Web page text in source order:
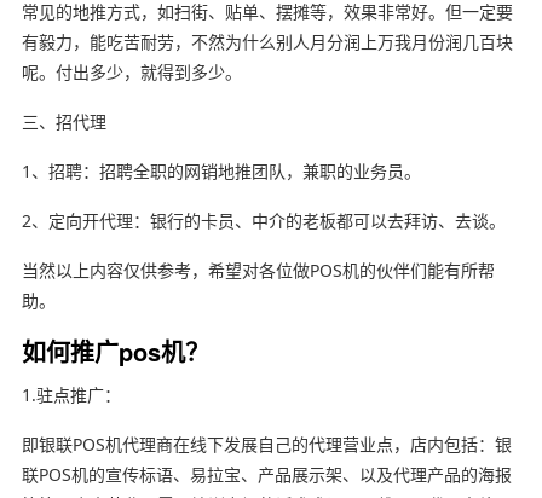
常见的地推方式，如扫街、贴单、摆摊等，效果非常好。但一定要
有毅力，能吃苦耐劳，不然为什么别人月分润上万我月份润几百块
呢。付出多少，就得到多少。
三、招代理
1、招聘：招聘全职的网销地推团队，兼职的业务员。
2、定向开代理：银行的卡员、中介的老板都可以去拜访、去谈。
当然以上内容仅供参考，希望对各位做POS机的伙伴们能有所帮
助。
如何推广pos机？
1.驻点推广：
即银联POS机代理商在线下发展自己的代理营业点，店内包括：银
联POS机的宣传标语、易拉宝、产品展示架、以及代理产品的海报